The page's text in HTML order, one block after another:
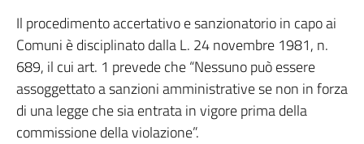
Il procedimento accertativo e sanzionatorio in capo ai
Comuni è disciplinato dalla L. 24 novembre 1981, n.
689, il cui art. 1 prevede che “Nessuno può essere
assoggettato a sanzioni amministrative se non in forza
di una legge che sia entrata in vigore prima della
commissione della violazione”.